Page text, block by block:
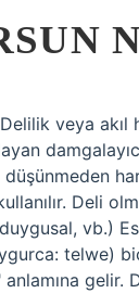
veya akıl
Deli
vb.)
telwe)
gelir.